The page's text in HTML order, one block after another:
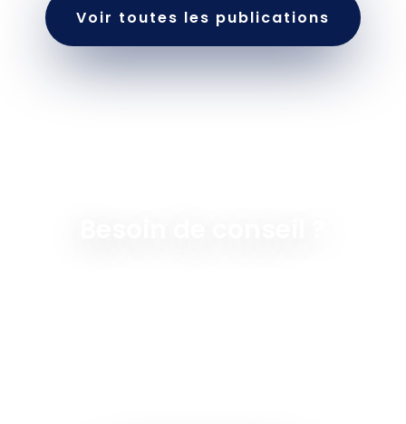
Voir toutes les publications